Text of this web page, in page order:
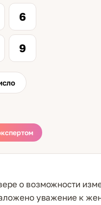
6
9
о возможности
уважение к